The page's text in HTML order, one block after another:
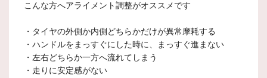
こんな方へアライメント調整がオススメです
・タイヤの外側か内側どちらかだけが異常摩耗する
・ハンドルをまっすぐにした時に、まっすぐ進まない
・左右どちらか一方へ流れてしまう
・走りに安定感がない